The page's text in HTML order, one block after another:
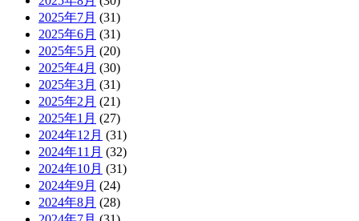
2025年7月 (31)
2025年6月 (31)
2025年5月 (20)
2025年4月 (30)
2025年3月 (31)
2025年2月 (21)
2025年1月 (27)
2024年12月 (31)
2024年11月 (32)
2024年10月 (31)
2024年9月 (24)
2024年8月 (28)